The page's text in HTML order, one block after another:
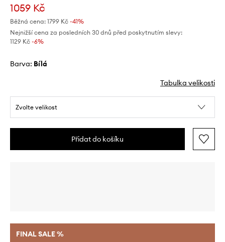
1059 Kč
Běžná cena: 1799 Kč -41%
Nejnižší cena za posledních 30 dnů před poskytnutím slevy:
1129 Kč -6%
Barva: bílá
Tabulka velikosti
Zvolte velikost
Přidat do košíku
FINAL SALE %